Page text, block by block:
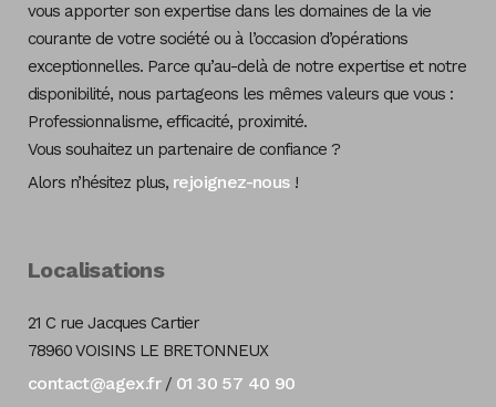
vous apporter son expertise dans les domaines de la vie
courante de votre société ou à l’occasion d’opérations
exceptionnelles. Parce qu’au-delà de notre expertise et notre
disponibilité, nous partageons les mêmes valeurs que vous :
Professionnalisme, efficacité, proximité.
Vous souhaitez un partenaire de confiance ?
Alors n’hésitez plus, rejoignez-nous!
Localisations
21 C rue Jacques Cartier
78960 VOISINS LE BRETONNEUX
contact@agex.fr/ 01 30 57 40 90